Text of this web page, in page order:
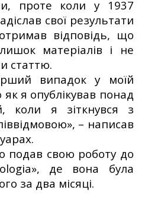
проте коли у 1937
свої результати
відповідь, що
матеріалів і не
статтю.
випадок у моїй
як я опублікував понад
коли я зіткнувся з
– написав
подав свою роботу до
де вона була
за два місяці.